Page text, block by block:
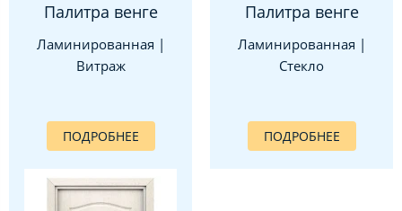
Палитра венге
Ламинированная |
Витраж
ПОДРОБНЕЕ
Палитра венге
Ламинированная |
Стекло
ПОДРОБНЕЕ